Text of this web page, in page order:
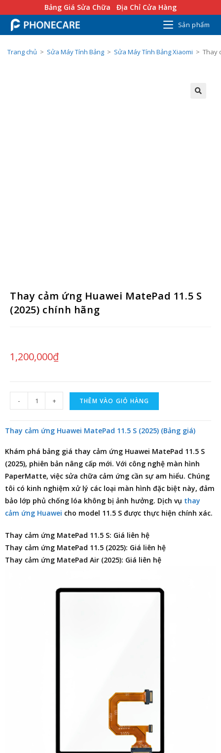
Bảng Giá Sửa Chữa Địa Chỉ Cửa Hàng
Sản phẩm
Trang chủ > Sửa Máy Tính Bảng > Sửa Máy Tính Bảng Xiaomi > Thay
Thay cảm ứng Huawei MatePad 11.5 S
(2025) chính hãng
1,200,000₫
- + THÊM VÀO GIỎ HÀNG
Thay cảm ứng Huawei MatePad 11.5 S (2025) (Bảng giá)
Khám phá bảng giá thay cảm ứng Huawei MatePad 11.5 S
(2025), phiên bản nâng cấp mới. Với công nghệ màn hình
PaperMatte, việc sửa chữa cảm ứng cần sự am hiểu. Chúng
tôi có kinh nghiệm xử lý các loại màn hình đặc biệt này, đảm
bảo lớp phủ chống lóa không bị ảnh hưởng. Dịch vụ thay
cảm ứng Huawei cho model 11.5 S được thực hiện chính xác.
Thay cảm ứng MatePad 11.5 S: Giá liên hệ
Thay cảm ứng MatePad 11.5 (2025): Giá liên hệ
Thay cảm ứng MatePad Air (2025): Giá liên hệ